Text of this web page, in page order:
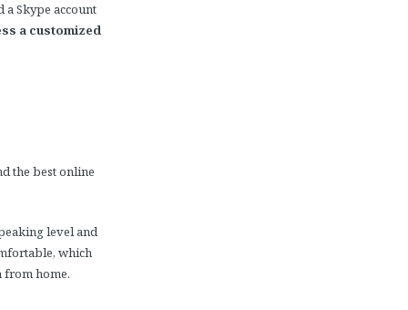
a Skype account
a customized
the best online
level and
which
from home.